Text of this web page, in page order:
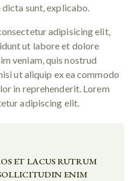
sunt, explicabo.
adipisicing elit,
ut labore et dolore
veniam, quis nostrud
ut aliquip ex ea commodo
in reprehenderit. Lorem
adipiscing elit.
ET LACUS RUTRUM
ENIM